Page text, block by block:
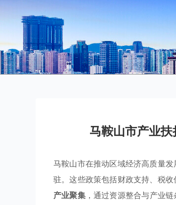
马鞍山市产业
马鞍山市在推动区域经济高质量
驻。这些政策包括财政支持、税
产业聚集，通过资源整合与产业